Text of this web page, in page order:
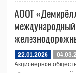
АООТ
международный
22.01.2026
Акционерное